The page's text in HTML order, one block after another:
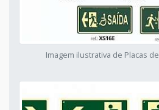
Imagem ilustrativa de Placas